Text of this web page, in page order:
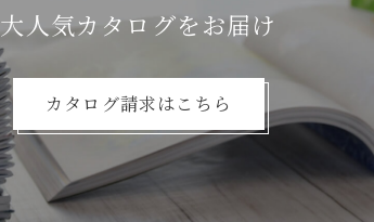
⼤⼈気カタログをお届け
カタログ請求はこちら